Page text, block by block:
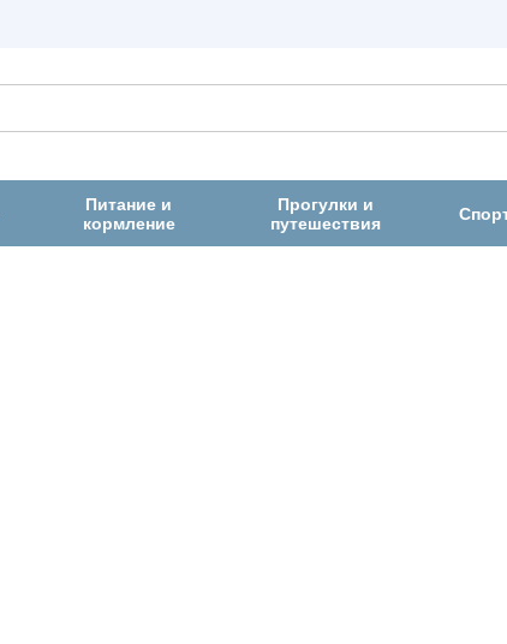
Питание и
кормление
Прогулки и
путешествия